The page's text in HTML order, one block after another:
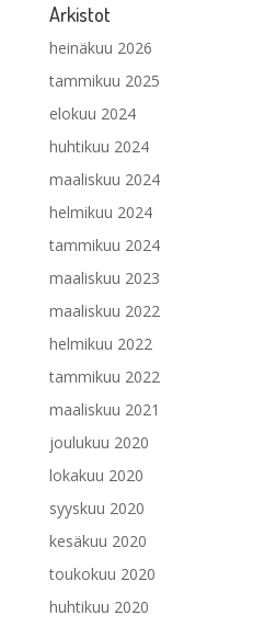
Arkistot
heinäkuu 2026
tammikuu 2025
elokuu 2024
huhtikuu 2024
maaliskuu 2024
helmikuu 2024
tammikuu 2024
maaliskuu 2023
maaliskuu 2022
helmikuu 2022
tammikuu 2022
maaliskuu 2021
joulukuu 2020
lokakuu 2020
syyskuu 2020
kesäkuu 2020
toukokuu 2020
huhtikuu 2020